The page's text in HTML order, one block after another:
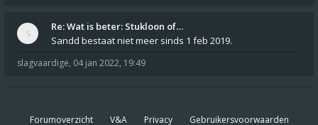
Re: Wat is beter: Stukloon of…
Sandd bestaat niet meer sinds 1 feb 2019.
slagvaardige, 04 jan 2022, 19:49
Forumoverzicht V&A Privacy Gebruikersvoorwaarden